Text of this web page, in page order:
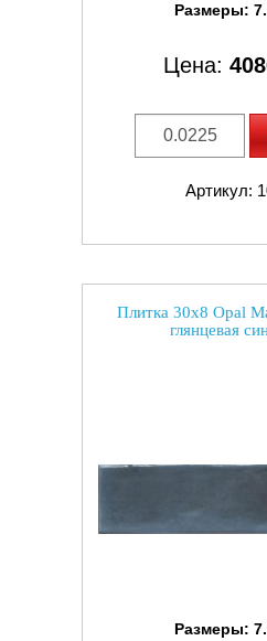
Размеры:
Цена:
Артикул:
Плитка 30x8 Opal
глянцевая
Размеры: